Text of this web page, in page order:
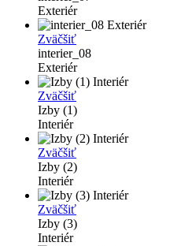
Exteriér
Zväčšiť
interier_08
Exteriér
Zväčšiť
Izby (1)
Interiér
Zväčšiť
Izby (2)
Interiér
Zväčšiť
Izby (3)
Interiér